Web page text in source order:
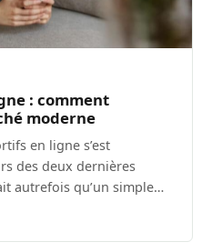
: comment
moderne
en ligne s’est
des deux dernières
autrefois qu’un simple…